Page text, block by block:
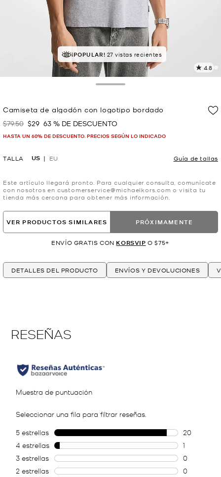
MEJOR VALORADO el 91% le da 5 estrellas
¡POPULAR! 27 vistas recientes
4.8
Camiseta de algodón con logotipo bordado
Era
$79.50 Ahora
$29 63 % DE DESCUENTO
HASTA UN 60% DE DESCUENTO. PRECIOS SEGÚN LO INDICADO
TALLA US EU Guía de tallas
Este artículo llegará pronto. Para cualquier consulta, comunícate
con nosotros en customerservice@michaelkors.com o visita tu
tienda más cercana para obtener más información.
VER PRODUCTOS SIMILARES PRÓXIMAMENTE
ENVÍO GRATIS CON KORSVIP O $75+
DETALLES DEL PRODUCTO ENVÍOS Y DEVOLUCIONES